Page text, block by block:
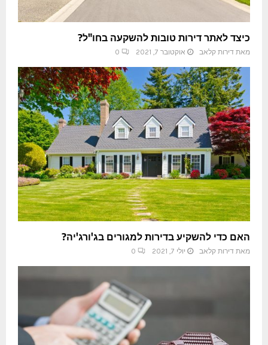
כיצד לאתר דירות טובות להשקעה בחו"ל?
מאת דירות קלאב אוקטובר 7, 2021 0
האם כדי להשקיע בדירות למגורים בג'ורג'יה?
מאת דירות קלאב יולי 7, 2021 0